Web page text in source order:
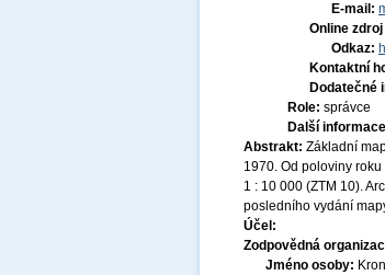
E-mail:
Online zdroj
Odkaz:
Kontaktní
Dodatečné
Role: správce
Další
Abstrakt: Základní
1970. Od poloviny
1 : 10 000 (ZTM 10).
posledního vydání
Účel:
Zodpovědná
Jméno osoby: